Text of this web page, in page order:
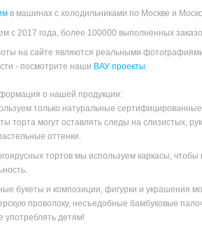
в машинах с холодильниками по Москве и
с 2017 года, более 100000 выполненных
на сайте являются реальными
- посмотрите наши ВАУ проекты
о нашей продукции:
только натуральные
торта могут оставлять следы на слизистых,
оттенки.
тортов мы используем каркасы, чтобы
букеты и композиции, фигурки и украшения
проволоку, несъедобные бамбуковые
употреблять детям!